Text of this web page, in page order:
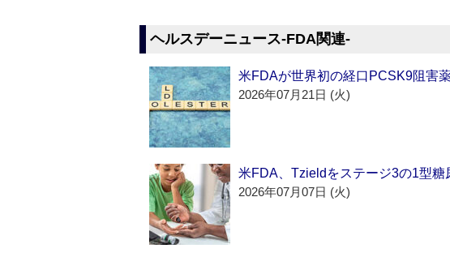
ヘルスデーニュース‐FDA関連‐
米FDAが世界初の経口PCSK9阻害
2026年07月21日 (火)
米FDA、Tzieldをステージ3の1型糖
2026年07月07日 (火)